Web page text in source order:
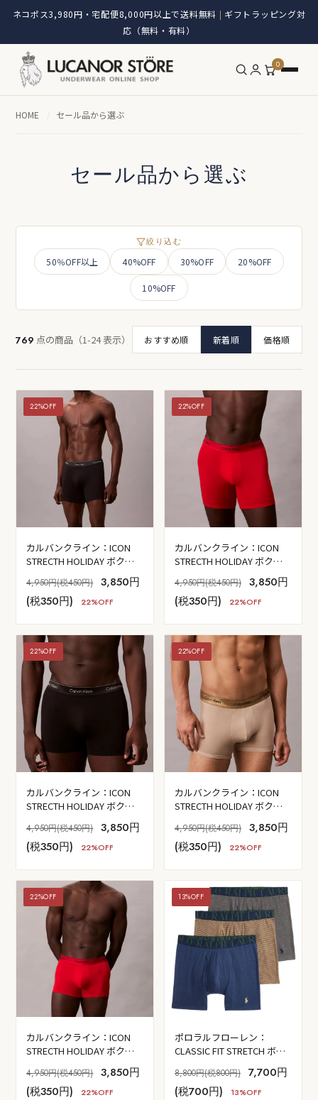
ネコポス3,980円・宅配便8,000円以上で送料無料 | ギフトラッピング対
応（無料・有料）
0
HOME / セール品から選ぶ
セール品から選ぶ
絞り込む
50％OFF以上 40%OFF 30%OFF 20%OFF
10%OFF
769 点の商品（1-24 表示） おすすめ順 新着順 価格順
22%OFF
カルバンクライン：ICON
STRECTH HOLIDAY ボクサ
4,950円(税450円) 3,850円
(税350円)
22%OFF
22%OFF
カルバンクライン：ICON
STRECTH HOLIDAY ボクサ
ーブリーフ (アドレナリンラ
ッシュ)
4,950円(税450円)
3,850円
(税350円)
22%OFF
22%OFF
カルバンクライン：ICON
STRECTH HOLIDAY ボクサ
4,950円(税450円) 3,850円
(税350円)
22%OFF
22%OFF
カルバンクライン：ICON
STRECTH HOLIDAY ボクサ
4,950円(税450円)
3,850円
(税350円)
22%OFF
22%OFF
カルバンクライン：ICON
STRECTH HOLIDAY ボクサ
ーパンツ (アドレナリンラッ
シュ)
4,950円(税450円) 3,850円
(税350円)
22%OFF
13%OFF
ポロラルフローレン：
CLASSIC FIT STRETCH ボク
サーブリーフ 3PK (ウィンタ
ーネイビーヘザー／スティ
ープルチェイスハウンドト
8,800円(税800円)
7,700円
(税700円)
13%OFF